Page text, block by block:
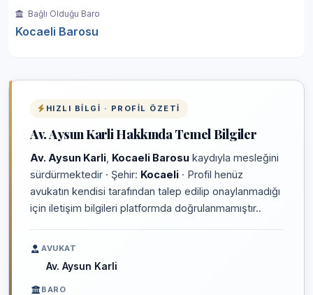
Bağlı Olduğu Baro
Kocaeli Barosu
HIZLI BILGI · PROFIL ÖZETI
Av. Aysun Karli Hakkında Temel Bilgiler
Av. Aysun Karli Kocaeli Barosu kaydıyla mesleğini
sürdürmektedir · Şehir: Kocaeli · Profil henüz
avukatın kendisi tarafından talep edilip onaylanmadığı
için iletişim bilgileri platformda doğrulanmamıştır..
AVUKAT
Av. Aysun Karli
BARO